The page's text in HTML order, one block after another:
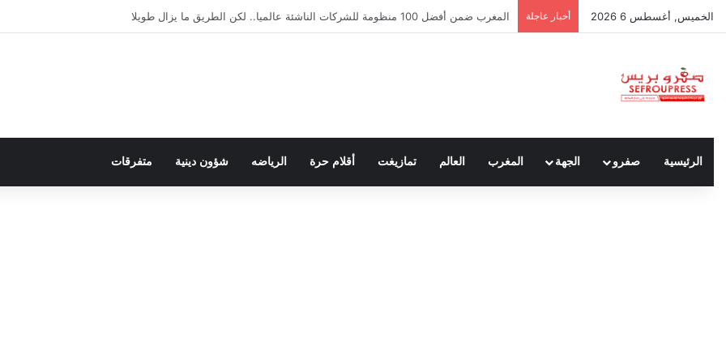
الخميس, أغسطس 6 2026 أخبار عاجلة سبتة ومليلية… حين يتحدث أنصار الديمقراطية بلسان الاستعمار
الرئيسية صفرو الجهة المغرب العالم تمازيغت أقلام حرة الرياضه شؤون دينية متفرقات